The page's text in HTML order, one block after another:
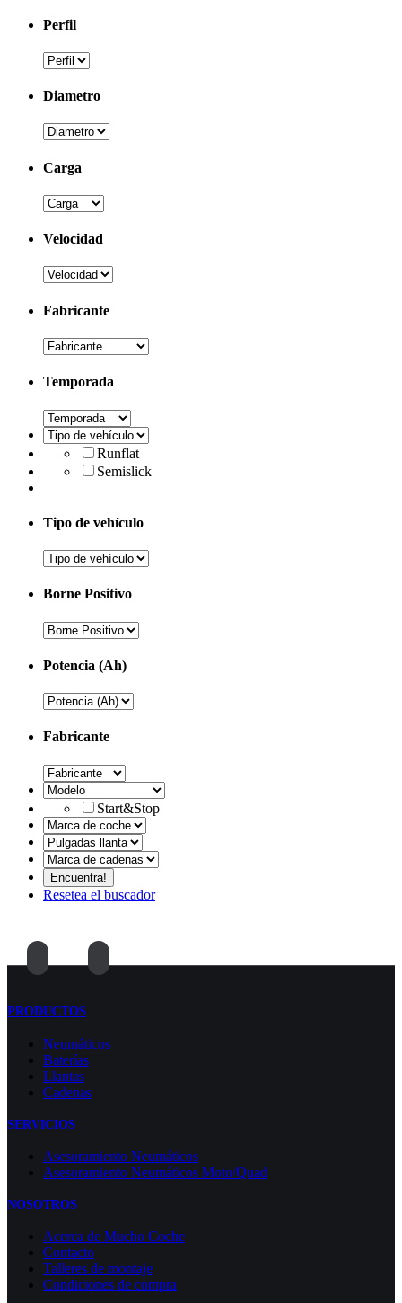
Perfil
Diametro
Carga
Velocidad
Fabricante
Temporada
Runflat
Semislick
Tipo de vehículo
Borne Positivo
Potencia (Ah)
Fabricante
Start&Stop
Resetea el buscador
PRODUCTOS
Neumáticos
Baterías
Llantas
Cadenas
SERVICIOS
Asesoramiento Neumáticos
Asesoramiento Neumáticos Moto/Quad
NOSOTROS
Acerca de Mucho Coche
Contacto
Talleres de montaje
Condiciones de compra